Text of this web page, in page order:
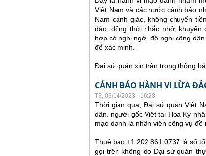
Việt Nam và các nước cảnh báo
Nam cảnh giác, không chuyển
đảo, đồng thời nhắc nhở, khuyến
hợp có nghi ngờ, đề nghị công
để xác minh.
Đại sứ quán xin trân trọng thông
CẢNH BÁO HÀNH VI LỪA
T3, 03/14/2023 - 16:28
Thời gian qua, Đại sứ quán Việt
dân, người gốc Việt tại Hoa Kỳ
mạo danh là nhân viên công vụ
Thuê bao +1 202 861 0737 là số
gọi trên không do Đại sứ quán